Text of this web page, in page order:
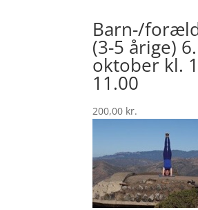
Barn-/
(3-5 årige) 6.
oktober kl.
11.00
200,00 kr.